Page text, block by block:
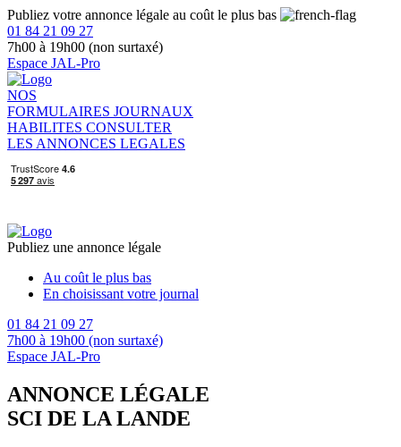
Publiez votre annonce légale au coût le plus bas
01 84 21 09 27
7h00 à 19h00 (non surtaxé)
Espace JAL-Pro
NOS
FORMULAIRES JOURNAUX
HABILITES CONSULTER
LES ANNONCES LEGALES
Publiez une annonce légale
Au coût le plus bas
En choisissant votre journal
01 84 21 09 27
7h00 à 19h00 (non surtaxé)
Espace JAL-Pro
ANNONCE LÉGALE
SCI DE LA LANDE